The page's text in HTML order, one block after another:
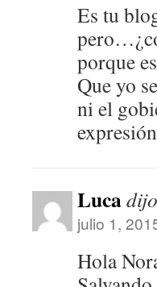
Es tu
porque
Que yo
ni el
Luca
julio 1,
Hola